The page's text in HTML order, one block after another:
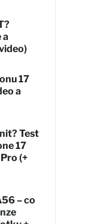
a
17
a
Test
17
(+
– co